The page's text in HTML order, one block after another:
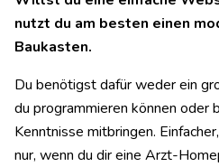
nutzt du am besten einen
Baukasten.
Du benötigst dafür weder ein
du programmieren können oder
Kenntnisse mitbringen.
nur, wenn du dir eine Arzt-